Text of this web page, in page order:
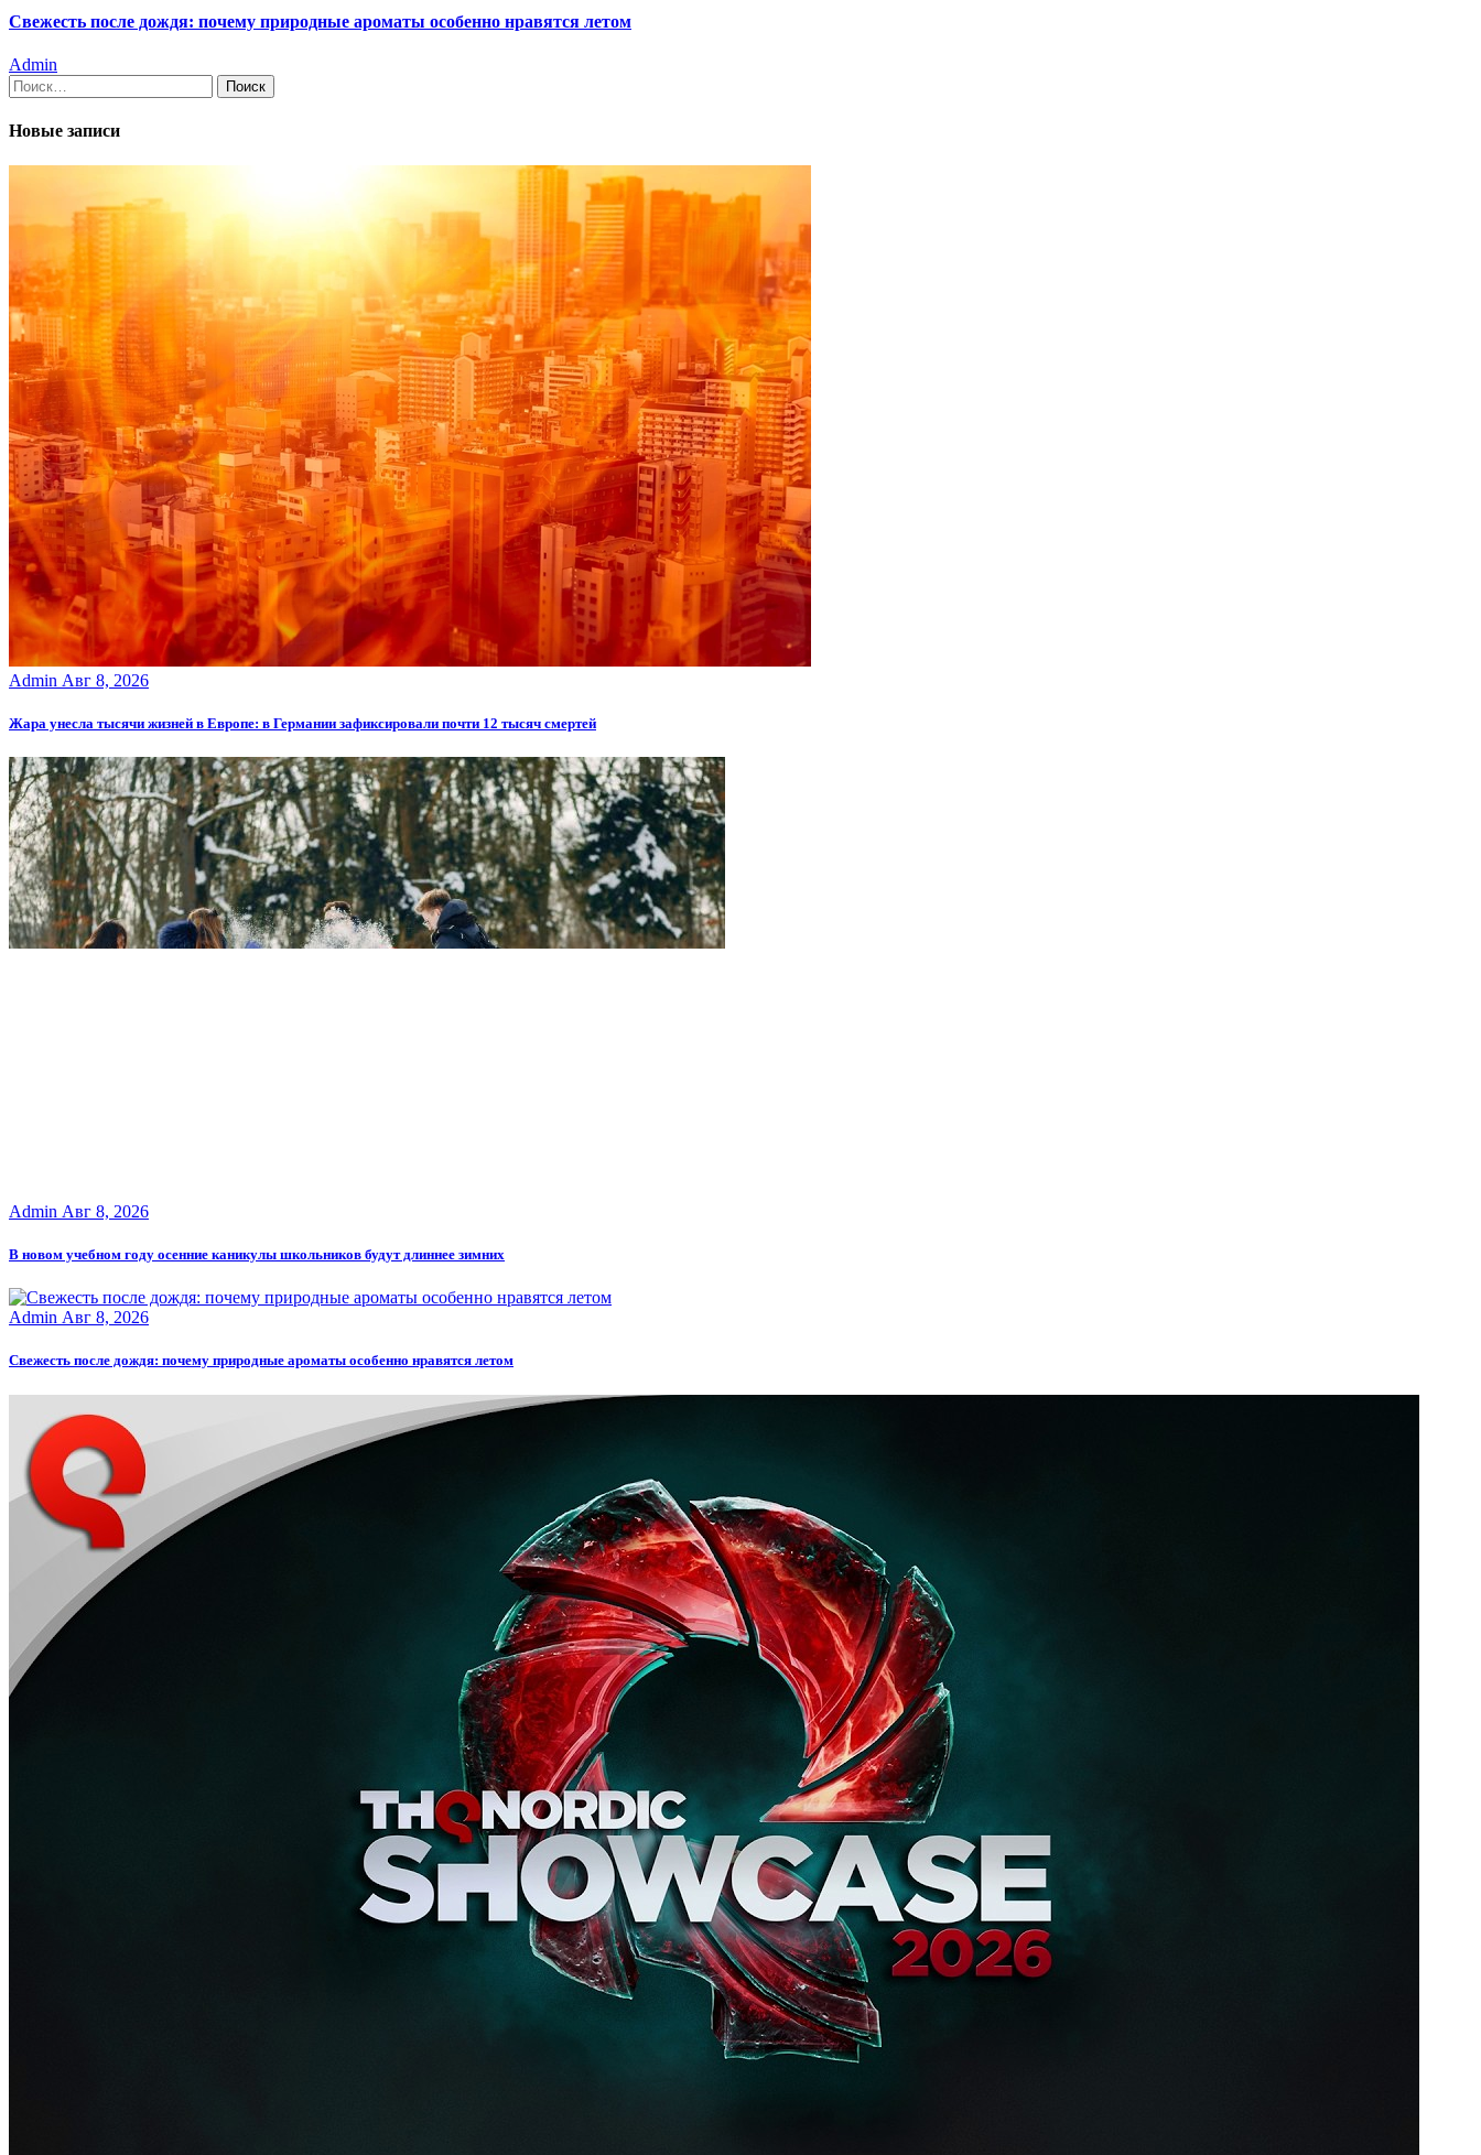
Свежесть после дождя: почему природные ароматы особенно нравятся летом
Admin
Найти:
Новые записи
Admin Авг 8, 2026
Жара унесла тысячи жизней в Европе: в Германии зафиксировали почти 12 тысяч смертей
Admin Авг 8, 2026
В новом учебном году осенние каникулы школьников будут длиннее зимних
Admin Авг 8, 2026
Свежесть после дождя: почему природные ароматы особенно нравятся летом